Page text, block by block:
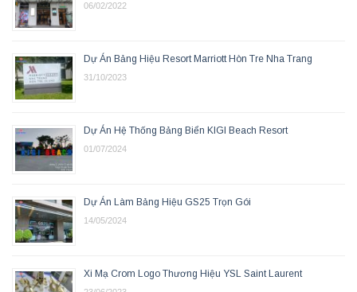
06/02/2022
Dự Án Bảng Hiệu Resort Marriott Hòn Tre Nha Trang
31/10/2023
Dự Án Hệ Thống Bảng Biển KIGI Beach Resort
01/07/2024
Dự Án Làm Bảng Hiệu GS25 Trọn Gói
14/05/2024
Xi Mạ Crom Logo Thương Hiệu YSL Saint Laurent